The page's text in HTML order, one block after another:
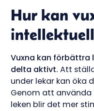
Hur kan
Vuxna kan förbättra
delta aktivt. Att
under lekar kan öka
Genom att använda
leken blir det mer